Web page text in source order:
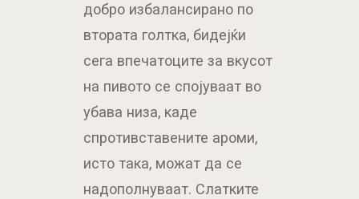
добро избалансирано по
втората голтка, бидејќи
сега впечатоците за вкусот
на пивото се спојуваат во
убава низа, каде
спротивставените ароми,
исто така, можат да се
надополнуваат. Слатките